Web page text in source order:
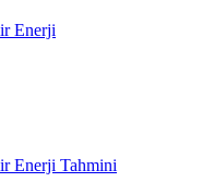
Enerji
Enerji Tahmini